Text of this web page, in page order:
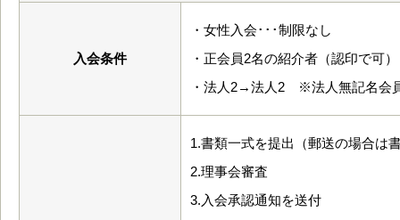
入会条件
・女性入会･･･制限なし
・正会員2名の紹介者（認印で可）
・法人2→法人2 ※法人無記名会
1.書類一式を提出（郵送の場合は
2.理事会審査
3.入会承認通知を送付